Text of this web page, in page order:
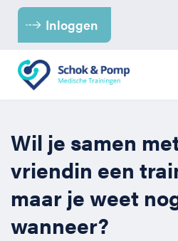
Inloggen
Branches
Kinderopvang
Kantoor
BHV
BHV voor de
Wil je samen
vriendin een
maar je weet
wanneer?